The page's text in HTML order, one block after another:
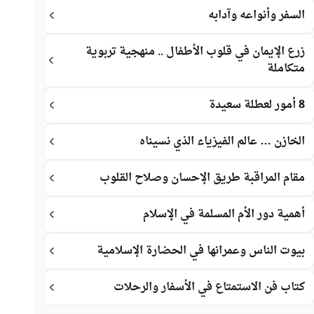
السفر وأنواعه وآدابه
زرع الإيمان في قلوب الأطفال .. منهجية تربوية
متكاملة
8 أمور لعطلة سعيدة
الخازن … عالم الفيزياء الذي نسيناه
مقام المراقبة طريق الإحسان وصلاح القلوب
أهمية دور الأم المسلمة في الإسلام
بيوت الناس وعمرانها في الحضارة الإسلامية
كتاب فن الاستمتاع في الأسفار والرحلات